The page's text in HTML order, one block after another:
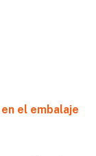
el embalaje